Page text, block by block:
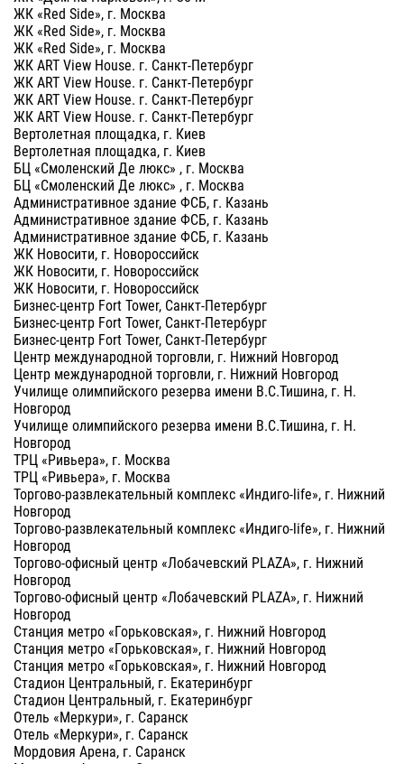
ЖК «Red Side», г. Москва
ЖК «Red Side», г. Москва
ЖК «Red Side», г. Москва
ЖК ART View House. г. Санкт-Петербург
ЖК ART View House. г. Санкт-Петербург
ЖК ART View House. г. Санкт-Петербург
ЖК ART View House. г. Санкт-Петербург
Вертолетная площадка, г. Киев
Вертолетная площадка, г. Киев
БЦ «Смоленский Де люкс» , г. Москва
БЦ «Смоленский Де люкс» , г. Москва
Административное здание ФСБ, г. Казань
Административное здание ФСБ, г. Казань
Административное здание ФСБ, г. Казань
ЖК Новосити, г. Новороссийск
ЖК Новосити, г. Новороссийск
ЖК Новосити, г. Новороссийск
Бизнес-центр Fort Tower, Санкт-Петербург
Бизнес-центр Fort Tower, Санкт-Петербург
Бизнес-центр Fort Tower, Санкт-Петербург
Центр международной торговли, г. Нижний Новгород
Центр международной торговли, г. Нижний Новгород
Училище олимпийского резерва имени В.С.Тишина, г. Н.
Новгород
Училище олимпийского резерва имени В.С.Тишина, г. Н.
Новгород
ТРЦ «Ривьера», г. Москва
ТРЦ «Ривьера», г. Москва
Торгово-развлекательный комплекс «Индиго-life», г. Нижний
Новгород
Торгово-развлекательный комплекс «Индиго-life», г. Нижний
Новгород
Торгово-офисный центр «Лобачевский PLAZA», г. Нижний
Новгород
Торгово-офисный центр «Лобачевский PLAZA», г. Нижний
Новгород
Станция метро «Горьковская», г. Нижний Новгород
Станция метро «Горьковская», г. Нижний Новгород
Станция метро «Горьковская», г. Нижний Новгород
Стадион Центральный, г. Екатеринбург
Стадион Центральный, г. Екатеринбург
Отель «Меркури», г. Саранск
Отель «Меркури», г. Саранск
Мордовия Арена, г. Саранск